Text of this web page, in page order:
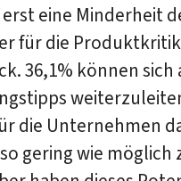
eine Minderheit
für die
36,1% können
die Unternehmen
gering wie